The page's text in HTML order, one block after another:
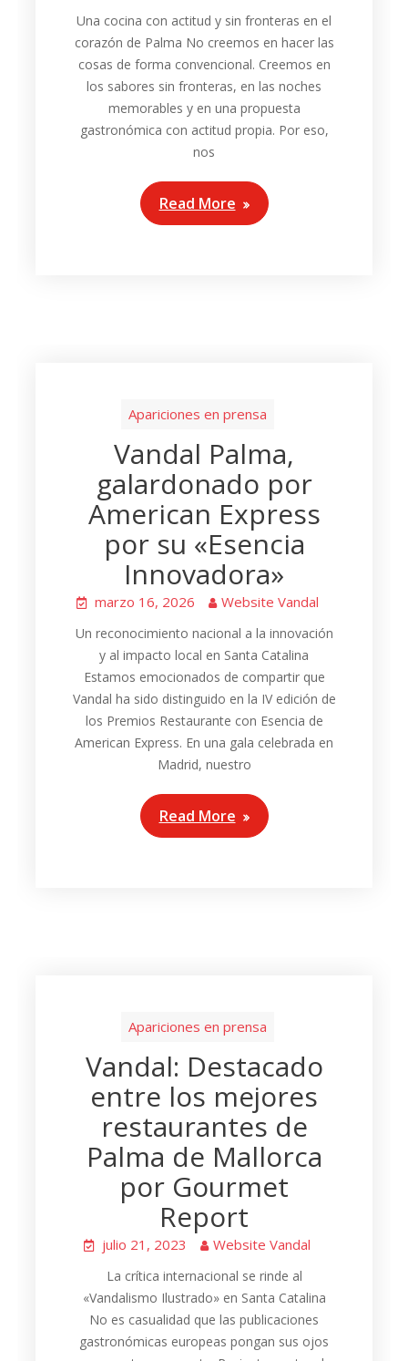
Una cocina con actitud y sin fronteras en el
corazón de Palma No creemos en hacer las
cosas de forma convencional. Creemos en
los sabores sin fronteras, en las noches
memorables y en una propuesta
gastronómica con actitud propia. Por eso,
nos
Read More
Apariciones en prensa
Vandal Palma,
galardonado por
American Express
por su «Esencia
Innovadora»
marzo 16, 2026 Website Vandal
Un reconocimiento nacional a la innovación
y al impacto local en Santa Catalina
Estamos emocionados de compartir que
Vandal ha sido distinguido en la IV edición de
los Premios Restaurante con Esencia de
American Express. En una gala celebrada en
Madrid, nuestro
Read More
Apariciones en prensa
Vandal: Destacado
entre los mejores
restaurantes de
Palma de Mallorca
por Gourmet
Report
julio 21, 2023 Website Vandal
La crítica internacional se rinde al
«Vandalismo Ilustrado» en Santa Catalina
No es casualidad que las publicaciones
gastronómicas europeas pongan sus ojos